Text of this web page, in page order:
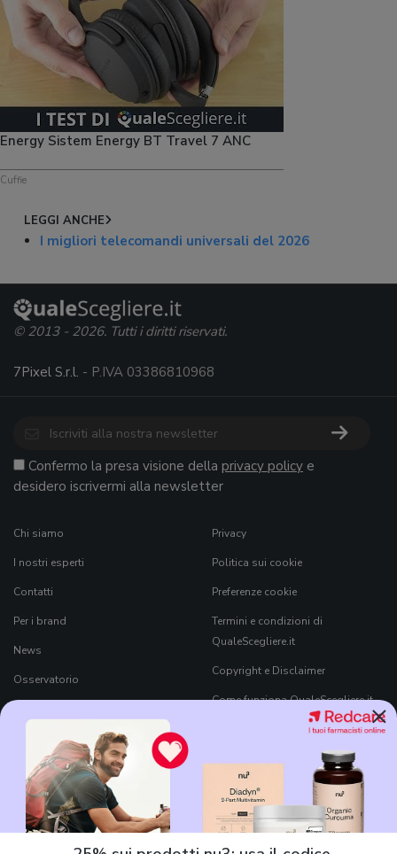
Energy Sistem Energy BT Travel 7 ANC
Cuffie
LEGGI ANCHE
I migliori telecomandi universali del 2026
×
© 2013 - 2026. Tutti i diritti riservati.
7Pixel S.r.l. - P.IVA 03386810968
Confermo la presa visione della privacy policy e
desidero iscrivermi alla newsletter
Chi siamo
I nostri esperti
Contatti
Per i brand
News
Osservatorio
Black Friday 2026
Privacy
Politica sui cookie
Preferenze cookie
Termini e condizioni di
QualeScegliere.it
Copyright e Disclaimer
Come funziona QualeScegliere.it